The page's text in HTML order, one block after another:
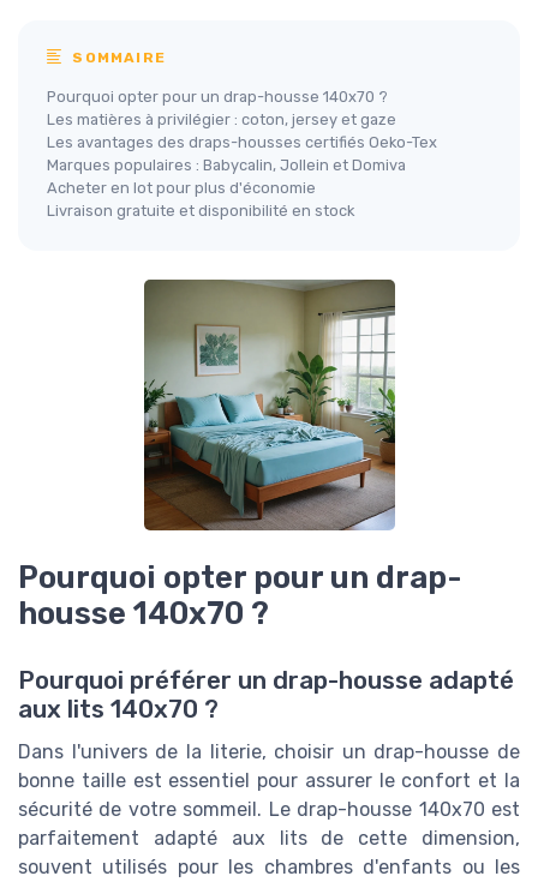
SOMMAIRE
Pourquoi opter pour un drap-housse 140x70 ?
Les matières à privilégier : coton, jersey et gaze
Les avantages des draps-housses certifiés Oeko-Tex
Marques populaires : Babycalin, Jollein et Domiva
Acheter en lot pour plus d'économie
Livraison gratuite et disponibilité en stock
Pourquoi opter pour un drap-
housse 140x70 ?
Pourquoi préférer un drap-housse adapté
aux lits 140x70 ?
Dans l'univers de la literie, choisir un drap-housse de
bonne taille est essentiel pour assurer le confort et la
sécurité de votre sommeil. Le drap-housse 140x70 est
parfaitement adapté aux lits de cette dimension,
souvent utilisés pour les chambres d'enfants ou les